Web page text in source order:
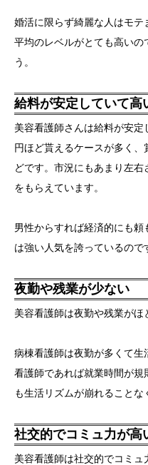
婚活に限らず綺麗な人はモ
平均のレベルがとても高いの
う。
給料が安定していて高
美容看護師さんは給料が安定
円ほど貰えるケースが多く、
どです。市況にもあまり左
をもらえています。
男性からすれば経済的にも
は強い人気を誇っているので
夜勤や残業が少ない
美容看護師は夜勤や残業がほ
病棟看護師は夜勤が多くて
看護師であれば就業時間が
も生活リズムが崩れることな
社交的でコミュ力が高
美容看護師は社交的でコミュ